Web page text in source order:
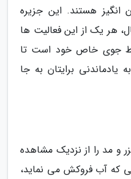
هستند. این جزیره
هر یک از این فعالیت ها
جوی خاص خود است تا
برایتان به جا
و مد را از نزدیک مشاهده
که آب فروکش می نماید،